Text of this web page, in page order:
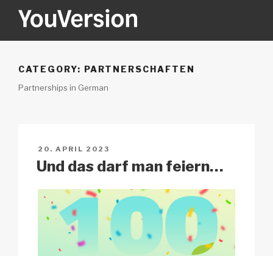
Inhalt
YOUVERSION
CATEGORY: PARTNERSCHAFTEN
Partnerships in German
VERÖFFENTLICHT
AM
20. APRIL 2023
Und das darf man feiern…